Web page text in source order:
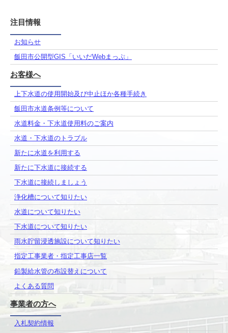
注目情報
お知らせ
飯田市公開型GIS「いいだWebまっぷ」
お客様へ
上下水道の使用開始及び中止ほか各種手続き
飯田市水道条例等について
水道料金・下水道使用料のご案内
水道・下水道のトラブル
新たに水道を利用する
新たに下水道に接続する
下水道に接続しましょう
浄化槽について知りたい
水道について知りたい
下水道について知りたい
雨水貯留浸透施設について知りたい
指定工事業者・指定工事店一覧
鉛製給水管の布設替えについて
よくある質問
事業者の方へ
入札契約情報